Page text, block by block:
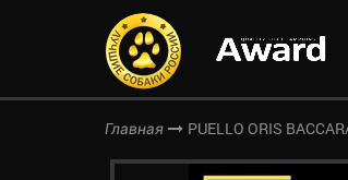
Главная PUELLO ORIS